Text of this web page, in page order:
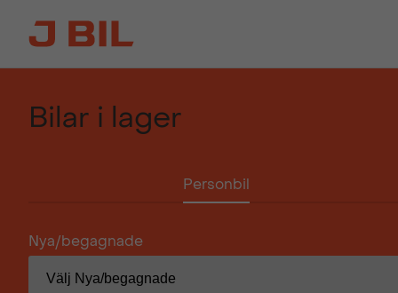
Bilar i lager
Personbil
Nya/begagnade